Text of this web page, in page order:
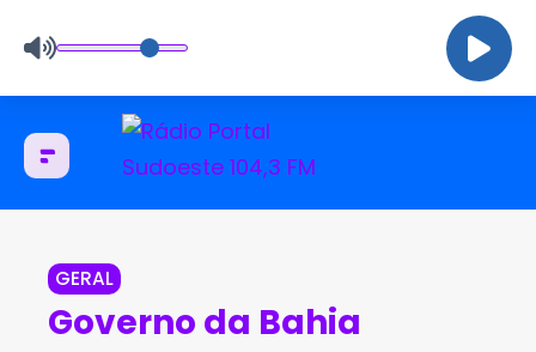
GERAL
Governo da Bahia